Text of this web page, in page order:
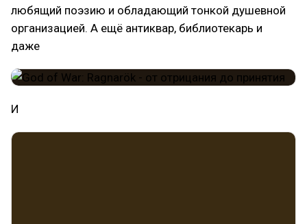
любящий поэзию и обладающий тонкой душевной
организацией. А ещё антиквар, библиотекарь и
даже
И